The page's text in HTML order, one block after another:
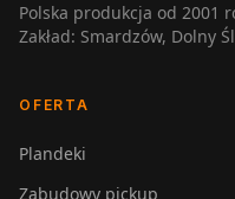
Polska produkcja od 2001
Zakład: Smardzów, Dolny
OFERTA
Plandeki
Zabudowy pickup